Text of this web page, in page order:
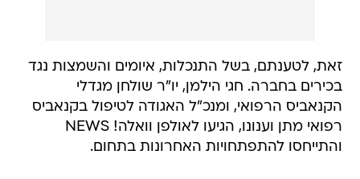
זאת, לטענתם, בשל התנכלות, איומים והשמצות נגד
בכירים בחברה. חגי הילמן, יו"ר שולחן מגדלי
הקנאביס הרפואי, ומנכ"ל האגודה לטיפול בקנאביס
רפואי מתן וענונו, הגיעו לאולפן וואלה! NEWS
והתייחסו להתפתחויות האחרונות בתחום.